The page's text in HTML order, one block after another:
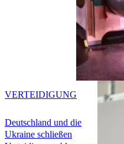
Deutschland und die
Ukraine schließen
VERTEIDIGUNG